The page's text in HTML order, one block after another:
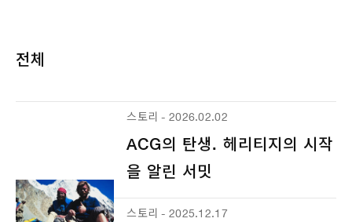
전체
스토리 - 2026.02.02
ACG의 탄생. 헤리티지의 시작
을 알린 서밋
스토리 - 2025.12.17